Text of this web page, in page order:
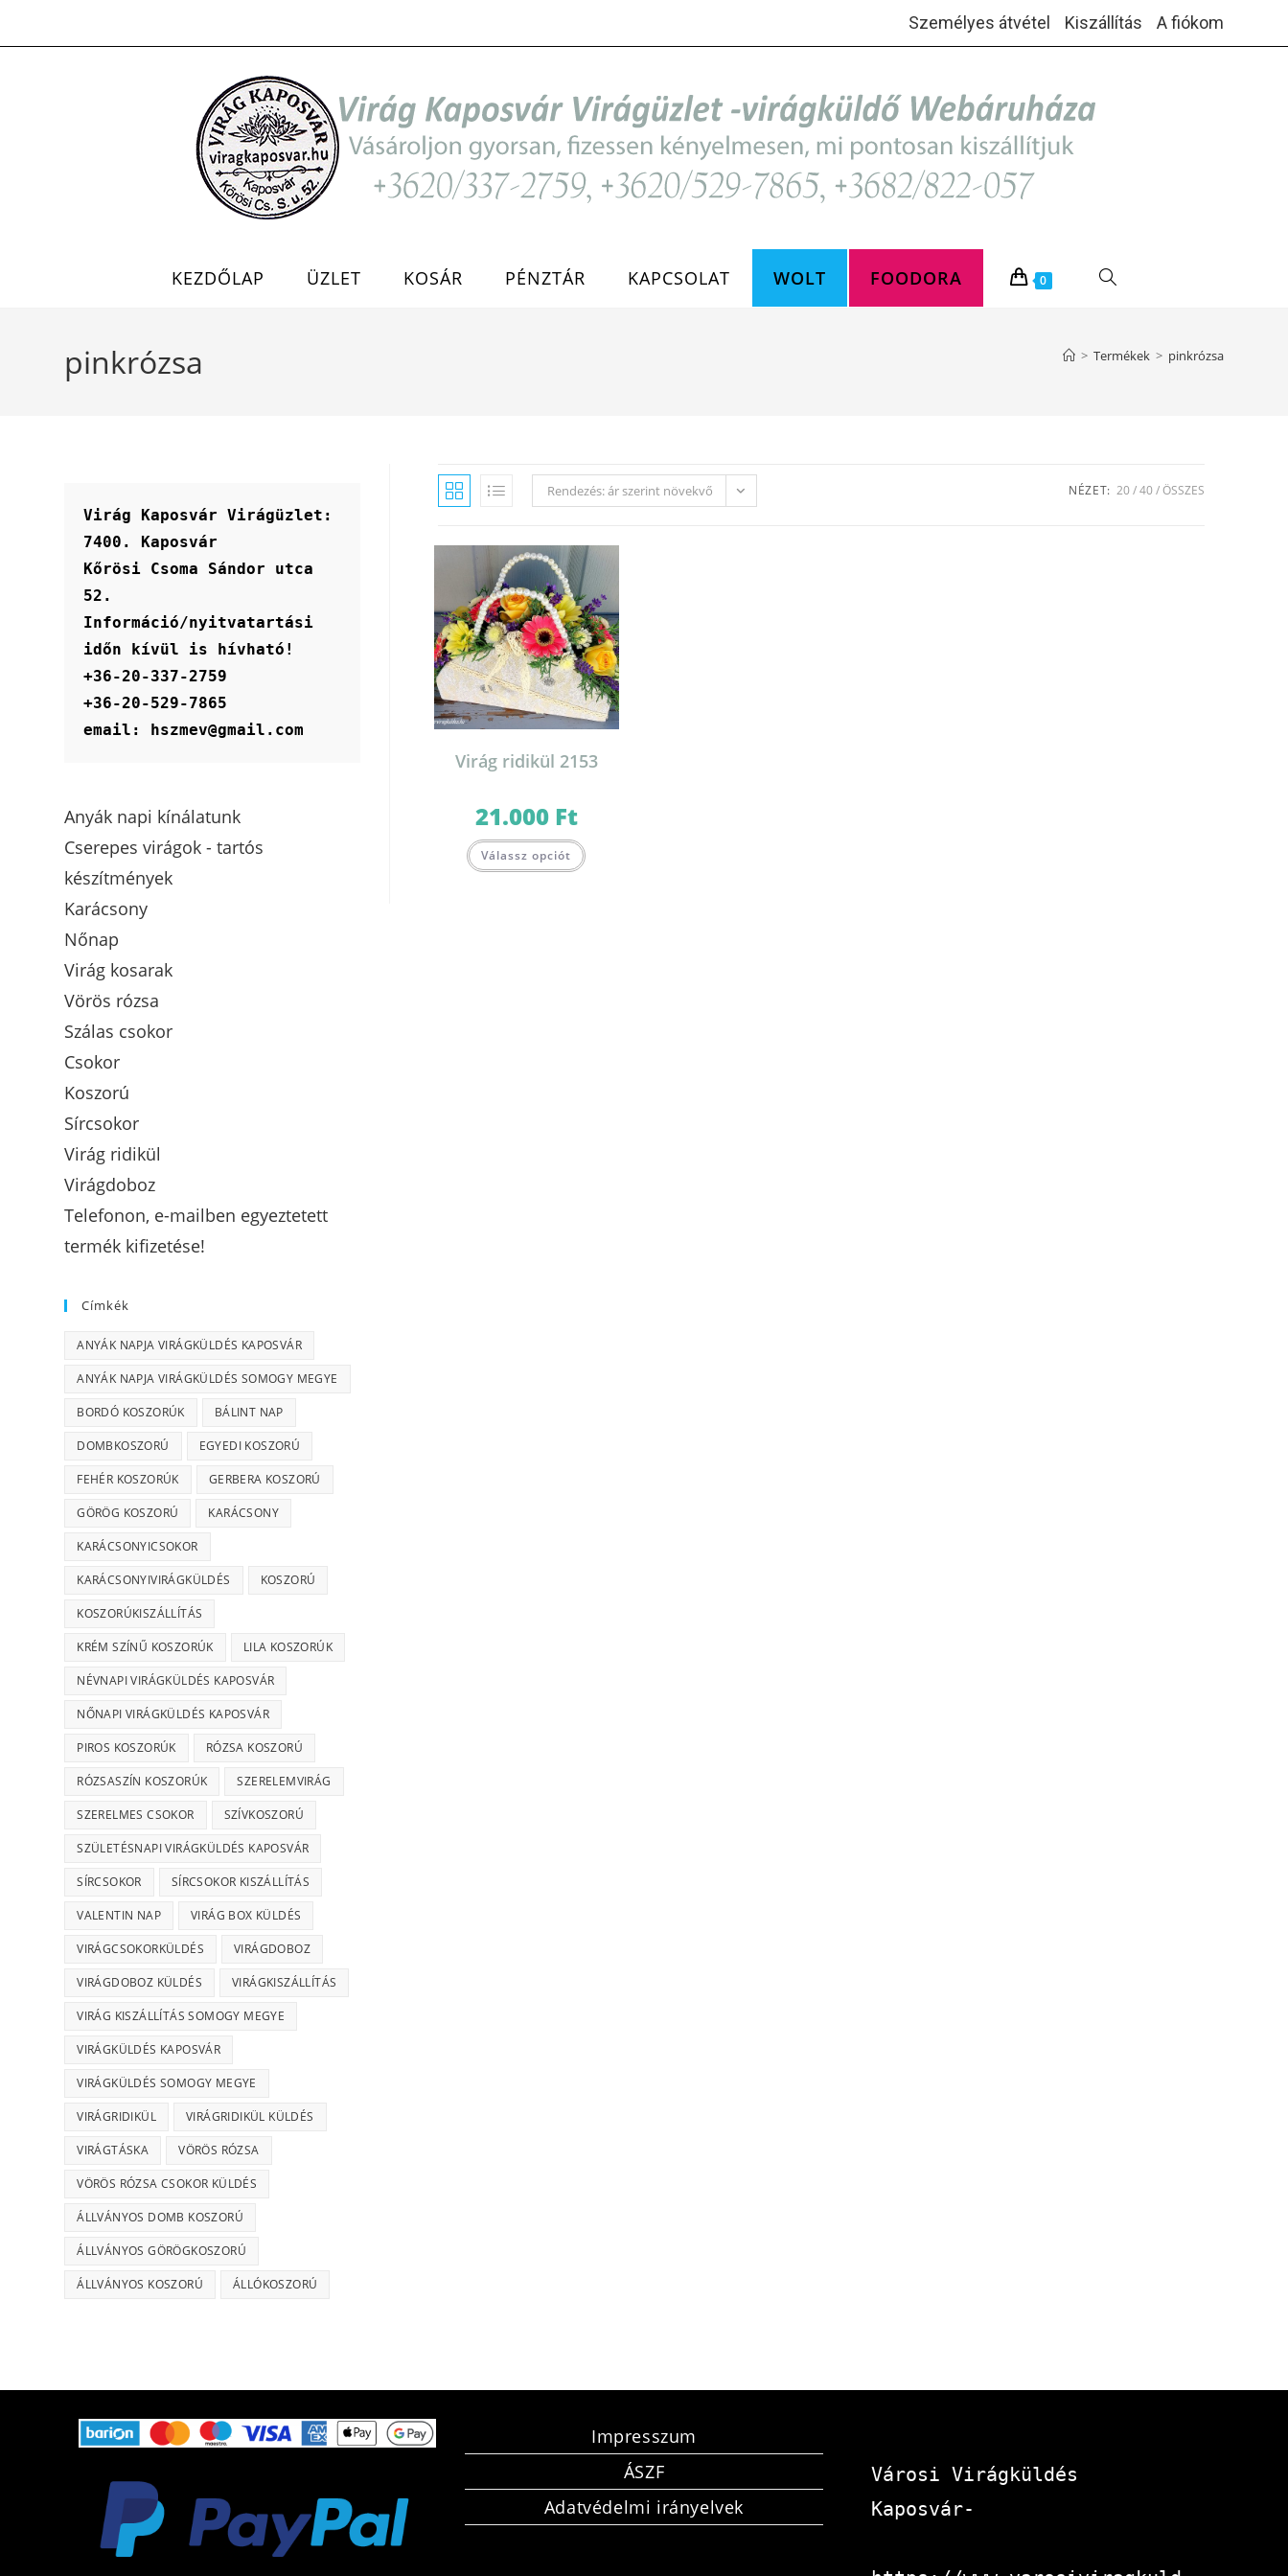
Személyes átvétel Kiszállítás A fiókom
KEZDŐLAP ÜZLET KOSÁR PÉNZTÁR KAPCSOLAT WOLT FOODORA 0 TOGGLE
pinkrózsa > Termékek > pinkrózsa
Rendezés: ár szerint növekvő NÉZET: 20 40 ÖSSZES
Virág ridikül 2153
21.000 Ft
Válassz opciót
Virág Kaposvár Virágüzlet:
7400. Kaposvár
Kőrösi Csoma Sándor utca
52.
Információ/nyitvatartási
időn kívül is hívható!
+36-20-337-2759
+36-20-529-7865
email: hszmev@gmail.com
Anyák napi kínálatunk
Cserepes virágok - tartós
készítmények
Karácsony
Nőnap
Virág kosarak
Vörös rózsa
Szálas csokor
Csokor
Koszorú
Sírcsokor
Virág ridikül
Virágdoboz
Telefonon, e-mailben egyeztetett
termék kifizetése!
Címkék
ANYÁK NAPJA VIRÁGKÜLDÉS KAPOSVÁR
ANYÁK NAPJA VIRÁGKÜLDÉS SOMOGY MEGYE
BORDÓ KOSZORÚK BÁLINT NAP
DOMBKOSZORÚ EGYEDI KOSZORÚ
FEHÉR KOSZORÚK GERBERA KOSZORÚ
GÖRÖG KOSZORÚ KARÁCSONY
KARÁCSONYICSOKOR
KARÁCSONYIVIRÁGKÜLDÉS KOSZORÚ
KOSZORÚKISZÁLLÍTÁS
KRÉM SZÍNŰ KOSZORÚK LILA KOSZORÚK
NÉVNAPI VIRÁGKÜLDÉS KAPOSVÁR
NŐNAPI VIRÁGKÜLDÉS KAPOSVÁR
PIROS KOSZORÚK RÓZSA KOSZORÚ
RÓZSASZÍN KOSZORÚK SZERELEMVIRÁG
SZERELMES CSOKOR SZÍVKOSZORÚ
SZÜLETÉSNAPI VIRÁGKÜLDÉS KAPOSVÁR
SÍRCSOKOR SÍRCSOKOR KISZÁLLÍTÁS
VALENTIN NAP VIRÁG BOX KÜLDÉS
VIRÁGCSOKORKÜLDÉS VIRÁGDOBOZ
VIRÁGDOBOZ KÜLDÉS VIRÁGKISZÁLLÍTÁS
VIRÁG KISZÁLLÍTÁS SOMOGY MEGYE
VIRÁGKÜLDÉS KAPOSVÁR
VIRÁGKÜLDÉS SOMOGY MEGYE
VIRÁGRIDIKÜL VIRÁGRIDIKÜL KÜLDÉS
VIRÁGTÁSKA VÖRÖS RÓZSA
VÖRÖS RÓZSA CSOKOR KÜLDÉS
ÁLLVÁNYOS DOMB KOSZORÚ
ÁLLVÁNYOS GÖRÖGKOSZORÚ
ÁLLVÁNYOS KOSZORÚ ÁLLÓKOSZORÚ
Impresszum
ÁSZF
Adatvédelmi irányelvek
Városi Virágküldés
Kaposvár-